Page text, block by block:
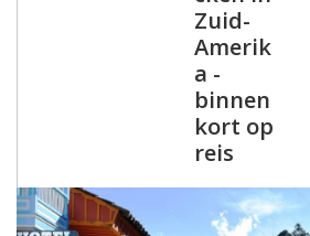
Zuid-
Amerik
a -
binnen
kort op
reis